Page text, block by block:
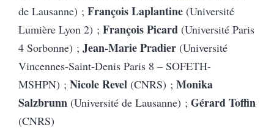
de Lausanne) ; François Laplantine (Université
Lumière Lyon 2) ; François Picard (Université Paris
4 Sorbonne) ; Jean-Marie Pradier (Université
Vincennes-Saint-Denis Paris 8 – SOFETH-
MSHPN) ; Nicole Revel (CNRS) ; Monika
Salzbrunn (Université de Lausanne) ; Gérard Toffin
(CNRS)